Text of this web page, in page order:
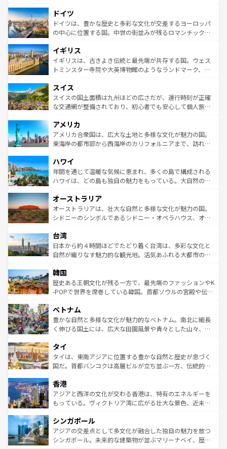
せる。地方によって風土や気候が異なるスペインはその個
性で訪れる人を魅了する。 なお、新着のスペイン情報は コ
ンテンツ一覧を参照してほしい。
で、幅広い魅力が詰まっている。華麗な宮殿、歴史的な大
聖堂、美しいビーチ、そして豊かな自然が、訪れる者を心
から魅了する。また、フランスは美食の国としても知ら
いる。シャンパンの発祥地であるランス、プロヴァンスの
香り高いラベンダー畑など、多彩な楽しみ方が可能だ。さ
らに、パリ以外の地域にも魅力が溢れており、どの街角に
れる地方に足を運ぶとそれぞれで全く異なる文化を体験で
きるだろう。 なお、新着のフランス情報はコンテンツ一覧
を参照してほしい。
ドイツ
ドイツは、豊かな歴史と多彩な文化が交差するヨーロッパ
の中心に位置する国。中世の街並みが残るロマンチック街
顔を持つこの国は、どこを歩いても飽きることがない。ベ
ルリンの文化的活気、バイエルン州のアルプスの絶景、そ
してライン川沿いのワイン畑といった風景は必見。ビール
は、お酒好きな人にはぜひ体験してほしい。 なお、新着の
ドイツ情報はコンテンツ一覧を参照してほしい。
イギリス
イギリスは、古きよき伝統と最先端が共存する国。ウェス
トミンスター寺院や大英博物館のようなランドマーク、歴
リアごとに異なる魅力がある。また、優雅なアフタヌーン
ティー、ビール好きにはたまらない英国パブ、サッカー観
戦など、本場だからこそできる体験も豊富。イギリスを旅
ンツ一覧を参照してほしい。
スイス
スイスの国土面積は九州ほどの広さだが、運行時刻が正確
な交通網が整備されており、初心者でも安心して個人旅行
の建物がそのまま残る町や、スイスならではのユニークな
博物館もあり、アルプス観光だけでなく町歩きも満喫する
ことができる。国民の所得が高いため物価も高いが、旅行
ば市内交通費無料で観光を楽しむこともできる。 なお、新
着のスイス情報はコンテンツ一覧 を参照してほしい。
アメリカ
アメリカ合衆国は、広大な土地と多様な文化が魅力の国。
東海岸の都市部から西海岸のカリフォルニアまで、訪れる
のような巨大都市は、観光、ショッピング、エンターテイ
ンメントが詰まった刺激的なスポットだ。一方、アメリカ
西部には大自然が広がり、グランドキャニオンやイエロー
部のニューオーリンズでは、音楽と美食が融合した独特の
文化が魅力。旅行者はアメリカの各地域で異なる魅力を楽
しみながら、その多様性と豊かな歴史を感じることができ
ならではの贅沢な旅のスタイルだ。 なお、新着のアメリカ
情報はコンテンツ一覧を参照してほしい。
ハワイ
年間を通じて温暖な気候に恵まれ、多くの島で構成される
ハワイは、どの島も独自の魅力をもっている。大自然の神
ワイ島は見逃せない。また、定番の観光地といえばオアフ
島だが、静かな自然を求めるならマウイ島やカウアイ島が
おすすめ。エメラルドグリーンに輝く海をはじめ、豊かな
れるおもてなしの心で訪れる人々を迎えてくれるハワイの
人々、おいしいローカルフードやハワイアンミュージッ
ク、伝統的なフラダンスなど、すべてがハワイの魅力を彩
ワイを、存分に味わってほしい。 なお、新着のハワイ情報
はコンテンツ一覧を参照してほしい。
オーストラリア
オーストラリアは、壮大な自然と多様な文化が魅力の国。
シドニーのシンボルであるシドニー・オペラハウス、オー
リアリーフや大陸中央部にそびえるウルル（エアーズロッ
ク）、タスマニアの美しい原生林やケアンズの熱帯雨林な
ど、見どころがたくさん。また、カフェやワイン、オージ
いる。アクティビティも充実しており、サーフィンやダイ
ビング、ハイキングなど、アウトドア好きにはたまらな
い。オーストラリアの多彩な魅力を存分に味わいつくそ
参照してほしい。
台湾
日本から約４時間ほどでたどり着く台湾は、多彩な文化と
自然が織りなす魅力的な観光地。活気あふれる大都市の台
ン）、静ひつな山岳地帯である台湾東部など、都市の喧騒
と山間の静けさが共存しており、訪れる人に新しい発見と
驚きをもたらしてくれる。また、奥深い台湾の食文化も魅
容にもいいと評判のスイーツなど、バラエティ豊かな料理
が味わえる。 なお、新着の台湾情報は コンテンツ一覧を参
照してほしい。
韓国
歴史ある王朝文化が残る一方で、最先端のファッションやK
-POPで世界を席巻している韓国。首都ソウルの宮殿や伝統
き、地方に足を延ばせば四季折々の自然美を楽しむことが
できる。そして、キムチや焼肉、絶品のストリートフード
まで、さまざまな韓国料理が待っている。夜には、韓国な
リティに包まれながら、韓国の多彩な魅力を心ゆくまで味
わってみてほしい。 なお、新着の韓国情報はコンテンツ一
覧を参照してほしい。
ベトナム
豊かな自然と多様な文化が魅力的なベトナム。南北に細長
く伸びる国土には、広大な田園風景や青々とした山々、世
急速な発展と共に伝統が息づく。ハノイの古い町並みやホ
ーチミン市のフランス統治時代の建物も、独特の雰囲気を
醸し出している。また、バラエティの豊かさとおいしさで
とつ。フォーやバインミー、ベトナムコーヒーなどは、ぜ
ひ現地で味わいたい。どの地域を訪れてもあたたかい人々
が旅行者を迎えてくれるので、きっと忘れられない旅にな
参照してほしい。
タイ
タイは、東南アジアに位置する豊かな自然と歴史が息づく
国だ。首都バンコクは高層ビルが立ち並ぶ一方、伝統的な
の活気が交差している。北部ではチェンマイなどの山岳地
帯で自然と触れ合い、南部ではプーケットやクラビの美し
いビーチでリゾート気分を楽しむことができる。タイ料理
激する。気候は一年中温暖で、どの季節にも異なる楽しみ
が待っている。親しみやすいタイの人々、仏教を中心とし
た文化、そして多様な観光資源が、訪れる旅人を魅了し続
香港
アジアと西洋の文化が交わる香港は、特有のエネルギーを
もっている。ヴィクトリア湾に広がる壮大な景色、近未来
み、どこを訪れても感動するはず。観光スポットが密集し
ており、効率よく見どころを回れるのも魅力。息をのむよ
うな絶景から文化的な体験まで、香港を存分に楽しみ尽く
シンガポール
アジアの交差点として多文化が融合した独自の魅力を放つ
シンガポール。未来的な建築物が並ぶマリーナベイ、歴史